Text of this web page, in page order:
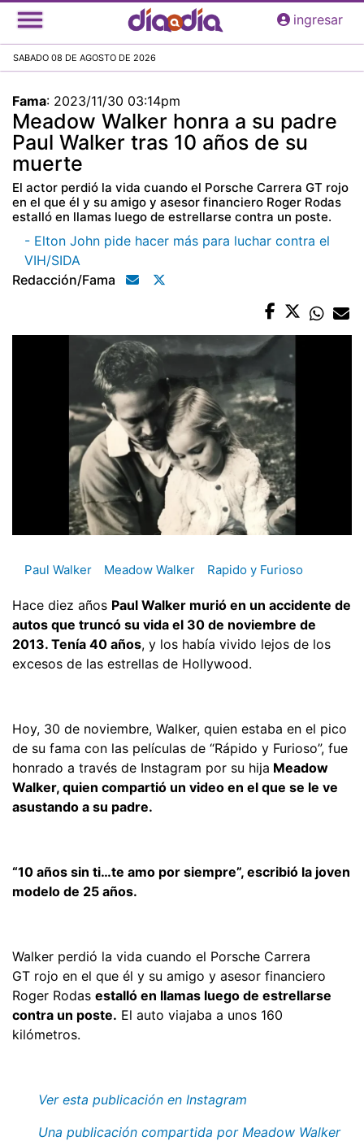
Pasar
al
principal
ingresar
SABADO 08 DE AGOSTO DE 2026
Fama: 2023/11/30 03:14pm
Meadow Walker honra a su padre
Paul Walker tras 10 años de su
muerte
El actor perdió la vida cuando el Porsche Carrera GT rojo
en el que él y su amigo y asesor financiero Roger Rodas
estalló en llamas luego de estrellarse contra un poste.
- Elton John pide hacer más para luchar contra el
VIH/SIDA
Redacción/fama
Paul Walker Meadow Walker Rapido y Furioso
Hace diez años Paul Walker murió en un accidente de
autos que truncó su vida el 30 de noviembre de
2013. Tenía 40 años, y los había vivido lejos de los
excesos de las estrellas de Hollywood.
Hoy, 30 de noviembre, Walker, quien estaba en el pico
de su fama con las películas de “Rápido y Furioso”, fue
honrado a través de Instagram por su hija Meadow
Walker, quien compartió un video en el que se le ve
asustando a su padre.
“10 años sin ti…te amo por siempre”, escribió la joven
modelo de 25 años.
Walker perdió la vida cuando el Porsche Carrera
GT rojo en el que él y su amigo y asesor financiero
Roger Rodas estalló en llamas luego de estrellarse
contra un poste. El auto viajaba a unos 160
kilómetros.
Ver esta publicación en Instagram
Una publicación compartida por Meadow Walker